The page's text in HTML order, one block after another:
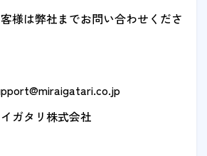
様は弊社までお問い合わせくださ
ガタリ株式会社